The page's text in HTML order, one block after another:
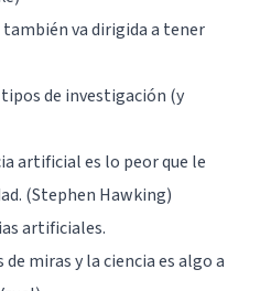
va dirigida a tener
de investigación (y
artificial es lo peor que le
(Stephen Hawking)
artificiales.
miras y la ciencia es algo a